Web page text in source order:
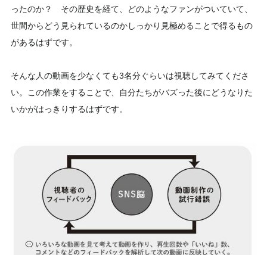
ったのか？ その歴史を経て、どのようなファンがついていて、
世間からどう見られているのかしっかり見極めることで得るもの
があるはずです。
そんな人の動画を少なくても3名分ぐらいは視聴してみてくださ
い。この作業をすることで、自分たちがバズった後にどうなりた
いかがはっきりするはずです。